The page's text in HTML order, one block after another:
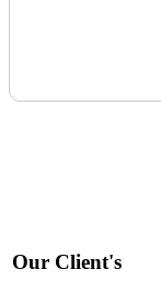
Our Client's